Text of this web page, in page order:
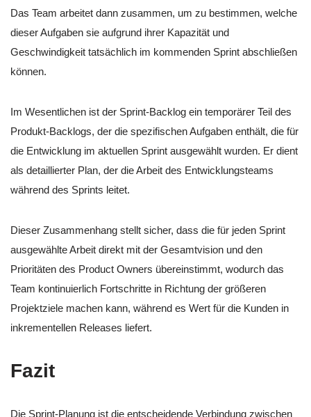
Das Team arbeitet dann zusammen, um zu bestimmen, welche
dieser Aufgaben sie aufgrund ihrer Kapazität und
Geschwindigkeit tatsächlich im kommenden Sprint abschließen
können.
Im Wesentlichen ist der Sprint-Backlog ein temporärer Teil des
Produkt-Backlogs, der die spezifischen Aufgaben enthält, die für
die Entwicklung im aktuellen Sprint ausgewählt wurden. Er dient
als detaillierter Plan, der die Arbeit des Entwicklungsteams
während des Sprints leitet.
Dieser Zusammenhang stellt sicher, dass die für jeden Sprint
ausgewählte Arbeit direkt mit der Gesamtvision und den
Prioritäten des Product Owners übereinstimmt, wodurch das
Team kontinuierlich Fortschritte in Richtung der größeren
Projektziele machen kann, während es Wert für die Kunden in
inkrementellen Releases liefert.
Fazit
Die Sprint-Planung ist die entscheidende Verbindung zwischen